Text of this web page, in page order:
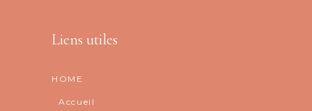
Liens utiles
HOME
Accueil